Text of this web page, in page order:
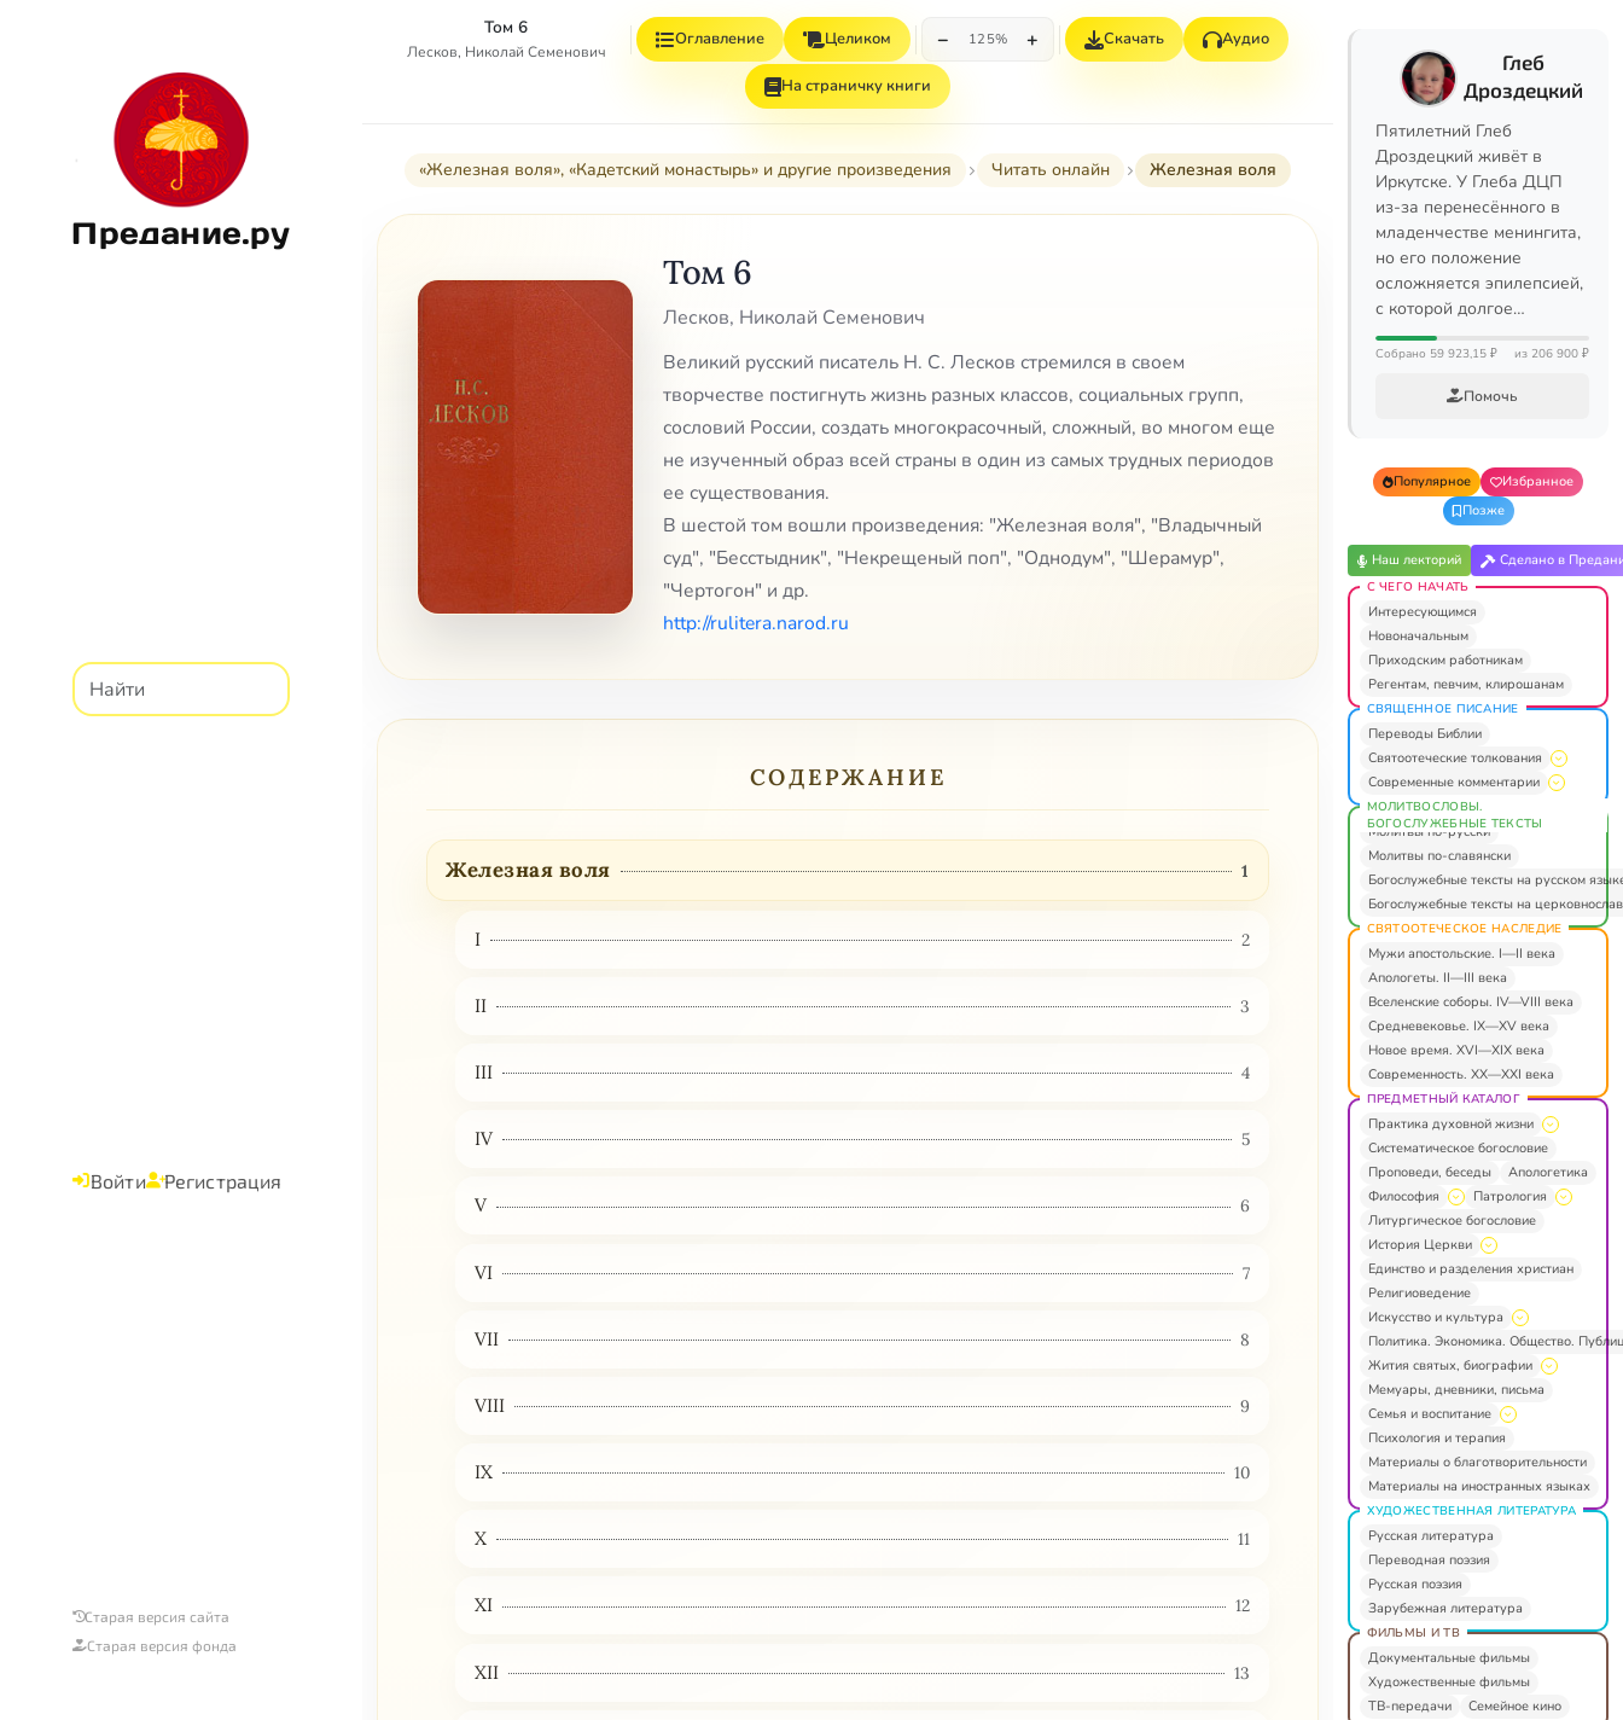
Предание.ру
Войти Регистрация
Старая версия сайта
Старая версия фонда
Том 6
Лесков, Николай Семенович
Оглавление Целиком − 125% + Скачать Аудио
На страничку книги
«Железная воля», «Кадетский монастырь» и другие произведения Читать онлайн Железная воля
Том 6
Лесков, Николай Семенович
Великий русский писатель Н. С. Лесков стремился в своем
творчестве постигнуть жизнь разных классов, социальных групп,
сословий России, создать многокрасочный, сложный, во многом еще
не изученный образ всей страны в один из самых трудных периодов
ее существования.
В шестой том вошли произведения: "Железная воля", "Владычный
суд", "Бесстыдник", "Некрещеный поп", "Однодум", "Шерамур",
"Чертогон" и др.
http://rulitera.narod.ru
СОДЕРЖАНИЕ
Железная воля 1
I 2
II 3
III 4
IV 5
V 6
VI 7
VII 8
VIII 9
IX 10
X 11
XI 12
XII 13
Глеб
Дроздецкий
Пятилетний Глеб
Дроздецкий живёт в
Иркутске. У Глеба ДЦП
из-за перенесённого в
младенчестве менингита,
но его положение
осложняется эпилепсией,
с которой долгое…
Собрано 59 923,15 ₽ из 206 900 ₽
Помочь
Популярное
Избранное
Позже
Наш лекторий Сделано в
С ЧЕГО НАЧАТЬ
Интересующимся
Новоначальным
Приходским работникам
Регентам, певчим, клирошанам
СВЯЩЕННОЕ ПИСАНИЕ
Переводы Библии
Святоотеческие толкования
Современные комментарии
МОЛИТВОСЛОВЫ.
БОГОСЛУЖЕБНЫЕ ТЕКСТЫ
Молитвы по-русски
Молитвы по-славянски
Богослужебные тексты на русском
Богослужебные тексты на
СВЯТООТЕЧЕСКОЕ НАСЛЕДИЕ
Мужи апостольские. I—II века
Апологеты. II—III века
Вселенские соборы. IV—VIII века
Средневековье. IX—XV века
Новое время. XVI—XIX века
Современность. XX—XXI века
ПРЕДМЕТНЫЙ КАТАЛОГ
Практика духовной жизни
Систематическое богословие
Проповеди, беседы
Апологетика
Философия
Патрология
Литургическое богословие
История Церкви
Единство и разделения христиан
Религиоведение
Искусство и культура
Политика. Экономика. Общество.
Жития святых, биографии
Мемуары, дневники, письма
Семья и воспитание
Психология и терапия
Материалы о благотворительности
Материалы на иностранных языках
ХУДОЖЕСТВЕННАЯ ЛИТЕРАТУРА
Русская литература
Переводная поэзия
Русская поэзия
Зарубежная литература
ФИЛЬМЫ И ТВ
Документальные фильмы
Художественные фильмы
ТВ-передачи
Семейное кино